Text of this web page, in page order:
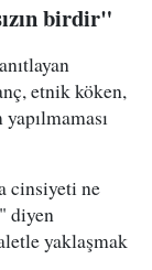
birdir"
etnik köken,
cinsiyeti ne
diyen
yaklaşmak